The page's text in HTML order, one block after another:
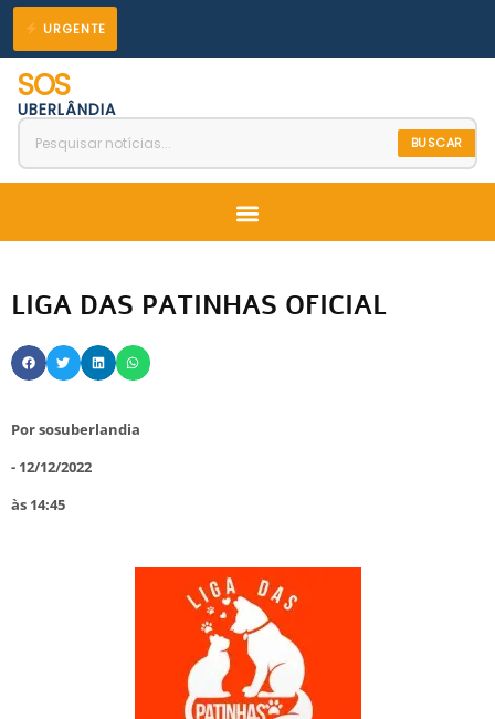
para
conteúdo
URGENTE
SOS
UBERLÂNDIA
BUSCAR
Menu
LIGA DAS PATINHAS OFICIAL
Porsosuberlandia
- 12/12/2022
às 14:45